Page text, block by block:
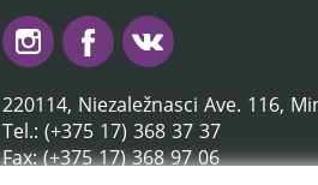
220114, Niezaležnasci Ave. 116,
Tel.: (+375 17) 368 37 37
Fax: (+375 17) 368 97 06